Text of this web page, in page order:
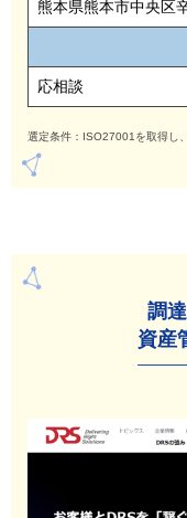
熊本県熊本市中央区
応相談
選定条件：ISO27001を取得し
調
資産